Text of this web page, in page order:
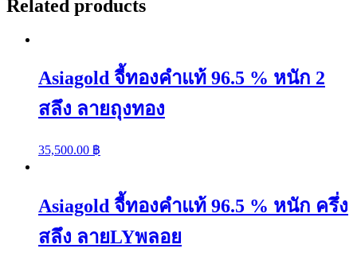
พระจันทร์
Related products
Asiagold จี้ทองคำแท้ 96.5 % หนัก 2
สลึง ลายถุงทอง
35,500.00 ฿
Asiagold จี้ทองคำแท้ 96.5 % หนัก ครึ่ง
สลึง ลายLYพลอย